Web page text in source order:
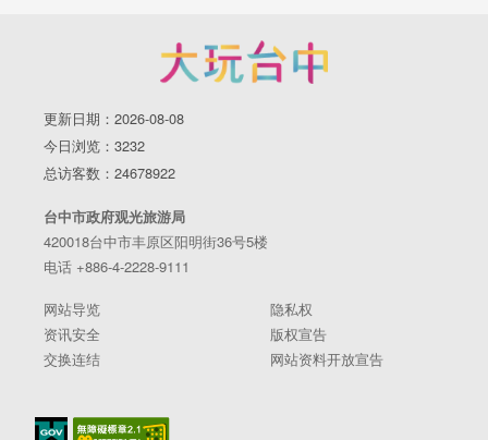
更新日期：2026-08-08
今日浏览：3232
总访客数：24678922
台中市政府观光旅游局
420018台中市丰原区阳明街36号5楼
电话 +886-4-2228-9111
网站导览
隐私权
资讯安全
版权宣告
交换连结
网站资料开放宣告